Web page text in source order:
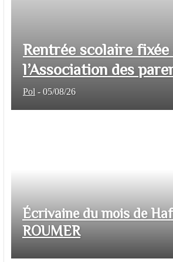
Rentrée scolaire
l’Association des
Pol - 05/08/26
Écrivaine du mois de
ROUMER